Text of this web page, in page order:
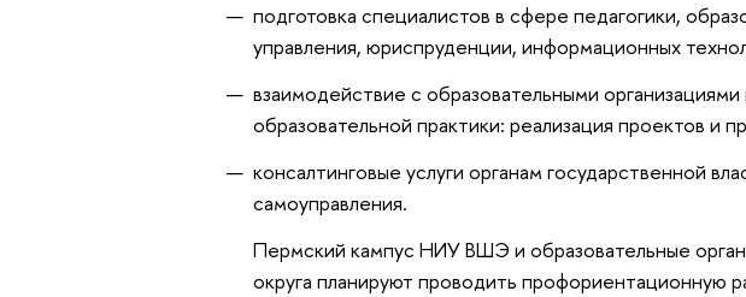
подготовка специалистов в сфере педагогики,
управления, юриспруденции, информационных
взаимодействие с образовательными
образовательной практики: реализация проектов и
консалтинговые услуги органам государственной
самоуправления.
Пермский кампус НИУ ВШЭ и образовательные
округа планируют проводить профориентационную